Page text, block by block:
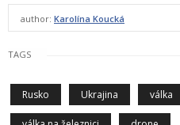
author: Karolína Koucká
TAGS
Rusko Ukrajina válka